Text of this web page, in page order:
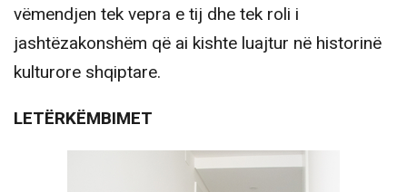
vëmendjen tek vepra e tij dhe tek roli i
jashtëzakonshëm që ai kishte luajtur në historinë
kulturore shqiptare.
LETËRKËMBIMET